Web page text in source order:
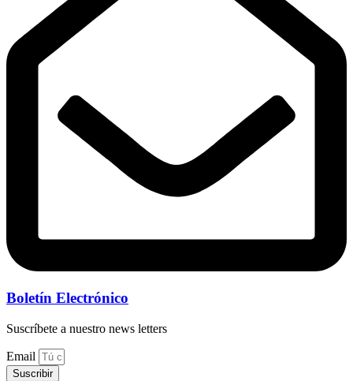
Boletín Electrónico
Suscríbete a nuestro news letters
Email
Suscribir